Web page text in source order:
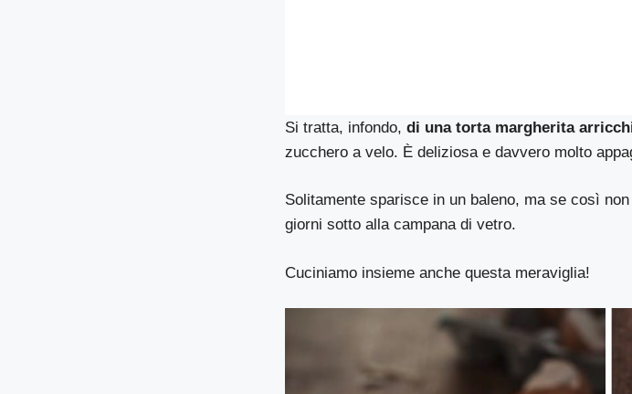
Si tratta, infondo,di una torta margherita
zucchero a velo. È deliziosa e davvero molto
Solitamente sparisce in un baleno, ma se così
giorni sotto alla campana di vetro.
Cuciniamo insieme anche questa meraviglia!